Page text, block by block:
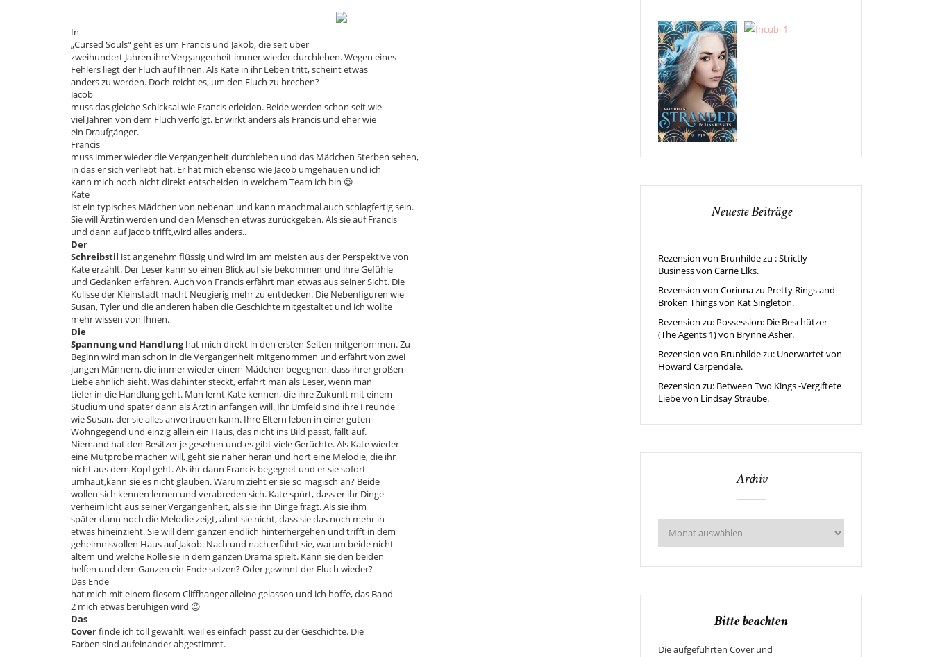
In
„Cursed Souls“ geht es um Francis und Jakob, die seit über
zweihundert Jahren ihre Vergangenheit immer wieder durchleben. Wegen eines
Fehlers liegt der Fluch auf Ihnen. Als Kate in ihr Leben tritt, scheint etwas
anders zu werden. Doch reicht es, um den Fluch zu brechen?
Jacob
muss das gleiche Schicksal wie Francis erleiden. Beide werden schon seit wie
viel Jahren von dem Fluch verfolgt. Er wirkt anders als Francis und eher wie
ein Draufgänger.
Francis
muss immer wieder die Vergangenheit durchleben und das Mädchen Sterben sehen,
in das er sich verliebt hat. Er hat mich ebenso wie Jacob umgehauen und ich
kann mich noch nicht direkt entscheiden in welchem Team ich bin 😉
Kate
ist ein typisches Mädchen von nebenan und kann manchmal auch schlagfertig sein.
Sie will Ärztin werden und den Menschen etwas zurückgeben. Als sie auf Francis
und dann auf Jacob trifft,wird alles anders..
Der
Schreibstil ist angenehm flüssig und wird im am meisten aus der Perspektive von
Kate erzählt. Der Leser kann so einen Blick auf sie bekommen und ihre Gefühle
und Gedanken erfahren. Auch von Francis erfährt man etwas aus seiner Sicht. Die
Kulisse der Kleinstadt macht Neugierig mehr zu entdecken. Die Nebenfiguren wie
Susan, Tyler und die anderen haben die Geschichte mitgestaltet und ich wollte
mehr wissen von Ihnen.
Die
Spannung und Handlunghat mich direkt in den ersten Seiten mitgenommen. Zu
Beginn wird man schon in die Vergangenheit mitgenommen und erfährt von zwei
jungen Männern, die immer wieder einem Mädchen begegnen, dass ihrer großen
Liebe ähnlich sieht. Was dahinter steckt, erfährt man als Leser, wenn man
tiefer in die Handlung geht. Man lernt Kate kennen, die ihre Zukunft mit einem
Studium und später dann als Ärztin anfangen will. Ihr Umfeld sind ihre Freunde
wie Susan, der sie alles anvertrauen kann. Ihre Eltern leben in einer guten
Wohngegend und einzig allein ein Haus, das nicht ins Bild passt, fällt auf.
Niemand hat den Besitzer je gesehen und es gibt viele Gerüchte. Als Kate wieder
eine Mutprobe machen will, geht sie näher heran und hört eine Melodie, die ihr
nicht aus dem Kopf geht. Als ihr dann Francis begegnet und er sie sofort
umhaut,kann sie es nicht glauben. Warum zieht er sie so magisch an? Beide
wollen sich kennen lernen und verabreden sich. Kate spürt, dass er ihr Dinge
verheimlicht aus seiner Vergangenheit, als sie ihn Dinge fragt. Als sie ihm
später dann noch die Melodie zeigt, ahnt sie nicht, dass sie das noch mehr in
etwas hineinzieht. Sie will dem ganzen endlich hinterhergehen und trifft in dem
geheimnisvollen Haus auf Jakob. Nach und nach erfährt sie, warum beide nicht
altern und welche Rolle sie in dem ganzen Drama spielt. Kann sie den beiden
helfen und dem Ganzen ein Ende setzen? Oder gewinnt der Fluch wieder?
Das Ende
hat mich mit einem fiesem Cliffhanger alleine gelassen und ich hoffe, das Band
2 mich etwas beruhigen wird 😉
Das
Coverfinde ich toll gewählt, weil es einfach passt zu der Geschichte. Die
Farben sind aufeinander abgestimmt.
Neueste Beiträge
Rezension von Brunhilde zu : Strictly
Business von Carrie Elks.
Rezension von Corinna zu Pretty Rings and
Broken Things von Kat Singleton.
Rezension zu: Possession: Die Beschützer
(The Agents 1) von Brynne Asher.
Rezension von Brunhilde zu: Unerwartet von
Howard Carpendale.
Rezension zu: Between Two Kings -Vergiftete
Liebe von Lindsay Straube.
Archiv
Bitte beachten
Die aufgeführten Cover und